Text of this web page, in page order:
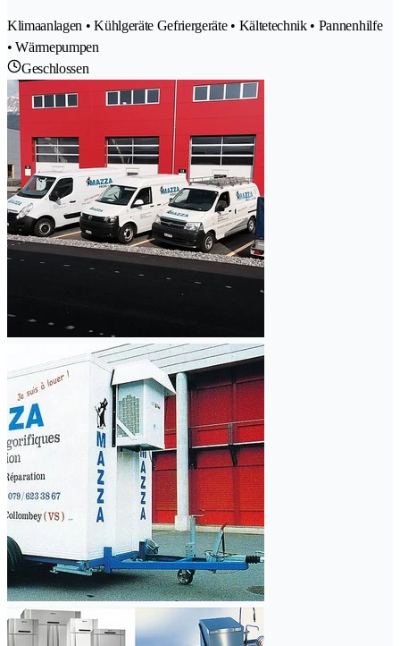
Klimaanlagen • Kühlgeräte Gefriergeräte • Kältetechnik • Pannenhilfe
• Wärmepumpen
Geschlossen